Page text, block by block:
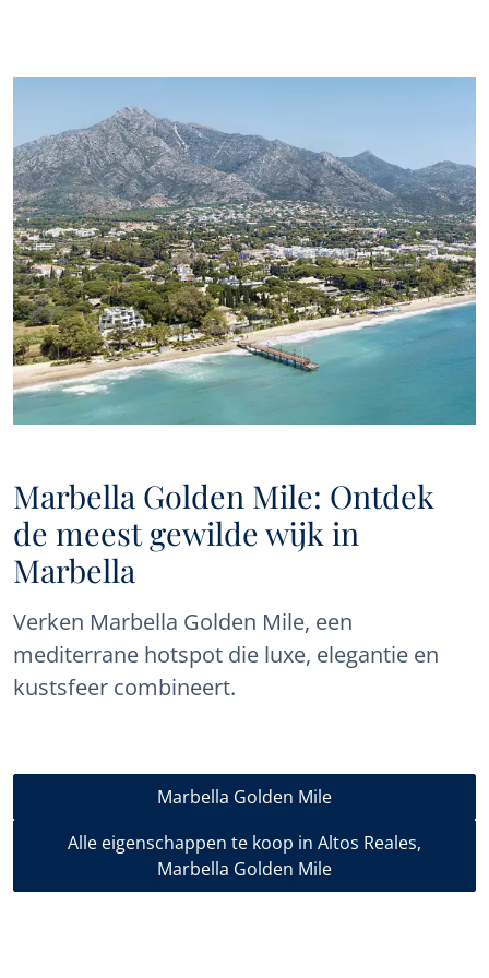
communicatie van Panorama, zullen wij u periodiek informatie
sturen over de ontwikkeling van de vastgoedmarkt in Marbella,
interessant nieuws over bepaalde soorten eigendommen,
nieuwe koopjes, nieuwe eigendommen op de markt, en
Panorama zal deze aan u aanbieden via e-mail of andere
communicatieplatforms..
Marbella Golden Mile: Ontdek
de meest gewilde wijk in
Marbella
Verken Marbella Golden Mile, een
mediterrane hotspot die luxe, elegantie en
kustsfeer combineert.
Marbella Golden Mile
Alle eigenschappen te koop in Altos Reales,
Marbella Golden Mile